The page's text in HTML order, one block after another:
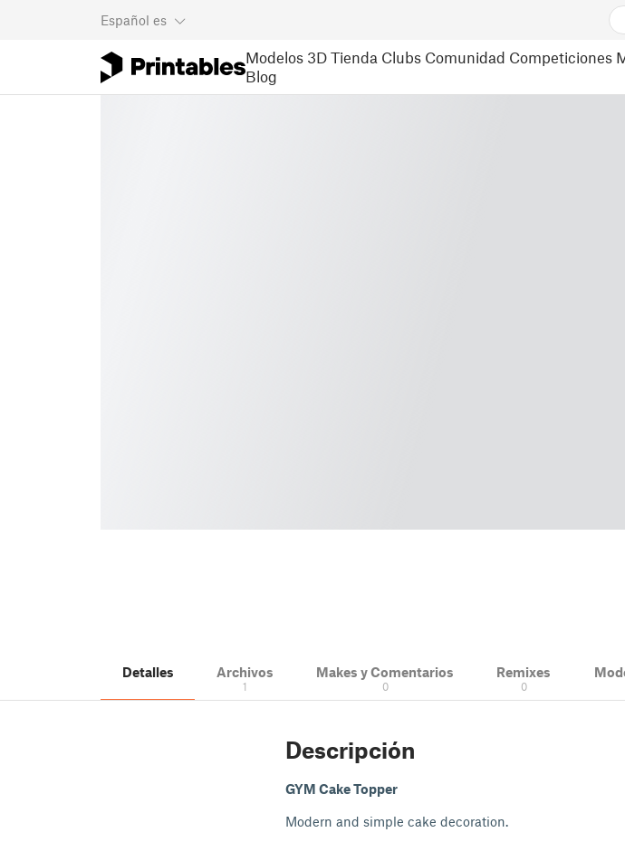
Español es
Modelos 3D Tienda Clubs Comunidad Competiciones
Blog
Detalles Archivos
1
Makes y Comentarios
0
Remixes
0
Descripción
GYM Cake Topper
Modern and simple cake decoration.